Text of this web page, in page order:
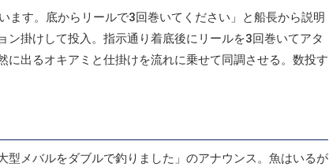
ます。底からリールで3回巻いてください」と船長から説明
ン掛けして投入。指示通り着底後にリールを3回巻いてアタ
に出るオキアミと仕掛けを流れに乗せて同調させる。数投す
型メバルをダブルで釣りました」のアナウンス。魚はいるが